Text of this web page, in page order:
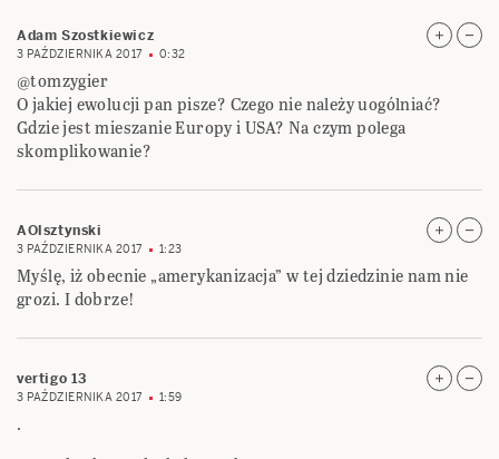
Adam Szostkiewicz
3 PAŹDZIERNIKA 2017 0:32
@tomzygier
O jakiej ewolucji pan pisze? Czego nie należy uogólniać?
Gdzie jest mieszanie Europy i USA? Na czym polega
skomplikowanie?
AOlsztynski
3 PAŹDZIERNIKA 2017 1:23
Myślę, iż obecnie „amerykanizacja” w tej dziedzinie nam nie
grozi. I dobrze!
vertigo 13
3 PAŹDZIERNIKA 2017 1:59
.